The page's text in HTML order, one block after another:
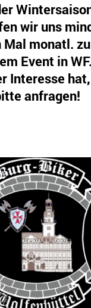
wir uns
Mal monatl. zu
Event in
Interesse hat,
anfragen!